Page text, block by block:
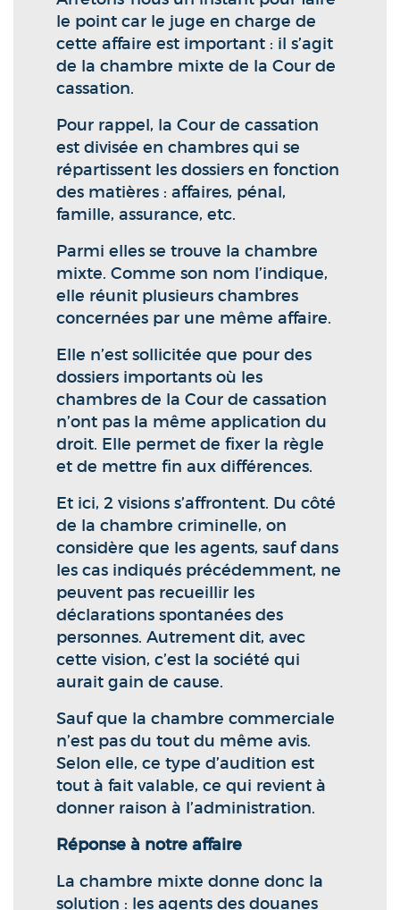
le point car le juge en charge de
cette affaire est important : il s’agit
de la chambre mixte de la Cour de
cassation.
Pour rappel, la Cour de cassation
est divisée en chambres qui se
répartissent les dossiers en fonction
des matières : affaires, pénal,
famille, assurance, etc.
Parmi elles se trouve la chambre
mixte. Comme son nom l’indique,
elle réunit plusieurs chambres
concernées par une même affaire.
Elle n’est sollicitée que pour des
dossiers importants où les
chambres de la Cour de cassation
n’ont pas la même application du
droit. Elle permet de fixer la règle
et de mettre fin aux différences.
Et ici, 2 visions s’affrontent. Du côté
de la chambre criminelle, on
considère que les agents, sauf dans
les cas indiqués précédemment, ne
peuvent pas recueillir les
déclarations spontanées des
personnes. Autrement dit, avec
cette vision, c’est la société qui
aurait gain de cause.
Sauf que la chambre commerciale
n’est pas du tout du même avis.
Selon elle, ce type d’audition est
tout à fait valable, ce qui revient à
donner raison à l’administration.
Réponse à notre affaire
La chambre mixte donne donc la
solution : les agents des douanes